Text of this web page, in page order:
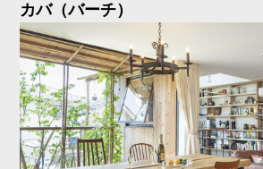
カバ（バーチ）